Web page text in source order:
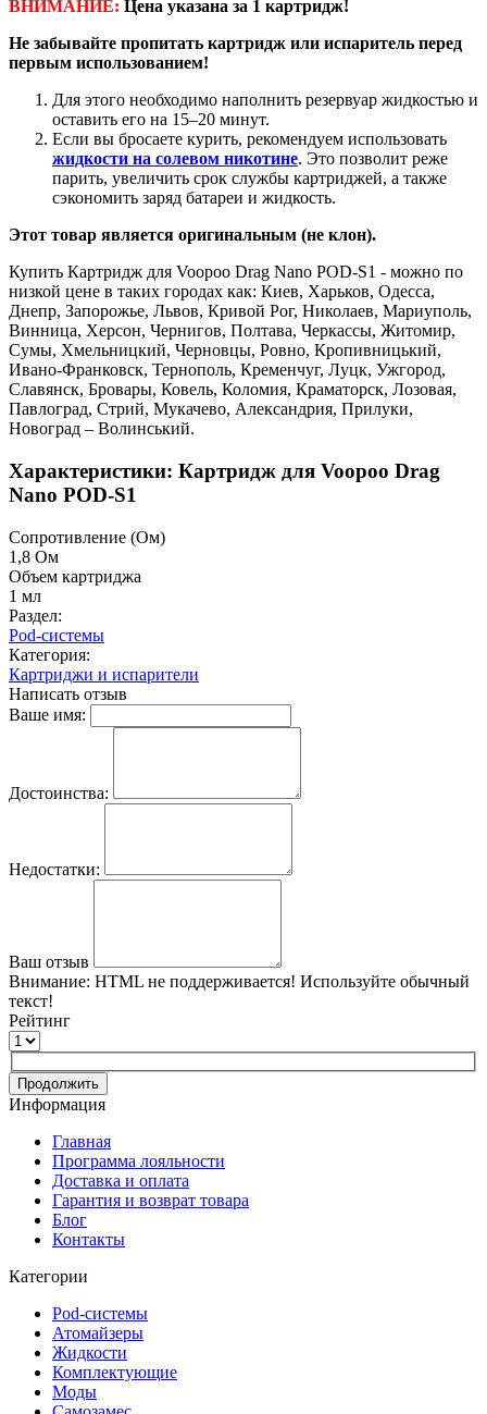
ВНИМАНИЕ: Цена указана за 1 картридж!
Не забывайте пропитать картридж или испаритель перед
первым использованием!
Для этого необходимо наполнить резервуар жидкостью и
оставить его на 15–20 минут.
Если вы бросаете курить, рекомендуем использовать
жидкости на солевом никотине. Это позволит реже
парить, увеличить срок службы картриджей, а также
сэкономить заряд батареи и жидкость.
Этот товар является оригинальным (не клон).
Купить Картридж для Voopoo Drag Nano POD-S1 - можно по
низкой цене в таких городах как: Киев, Харьков, Одесса,
Днепр, Запорожье, Львов, Кривой Рог, Николаев, Мариуполь,
Винница, Херсон, Чернигов, Полтава, Черкассы, Житомир,
Сумы, Хмельницкий, Черновцы, Ровно, Кропивницький,
Ивано-Франковск, Тернополь, Кременчуг, Луцк, Ужгород,
Славянск, Бровары, Ковель, Коломия, Краматорск, Лозовая,
Павлоград, Стрий, Мукачево, Александрия, Прилуки,
Новоград – Волинський.
Характеристики: Картридж для Voopoo Drag
Nano POD-S1
Cопротивление (Ом)
1,8 Ом
Объем картриджа
1 мл
Раздел:
Pod-системы
Категория:
Картриджи и испарители
Написать отзыв
Ваше имя:
Достоинства:
Недостатки:
Ваш отзыв
Внимание: HTML не поддерживается! Используйте обычный
текст!
Рейтинг
Продолжить
Информация
Главная
Программа лояльности
Доставка и оплата
Гарантия и возврат товара
Блог
Контакты
Категории
Pod-системы
Атомайзеры
Жидкости
Комплектующие
Моды